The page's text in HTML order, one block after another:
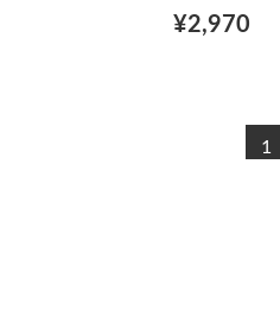
¥2,970
1